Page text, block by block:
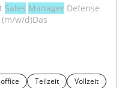
Sales Manager Defense
w/d)Das
Teilzeit
Vollzeit